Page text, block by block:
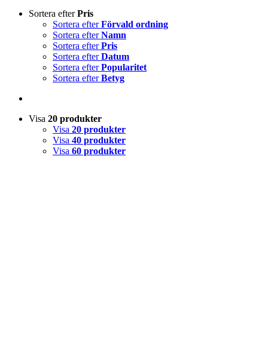
Sortera efterPris
Sortera efterFörvald ordning
Sortera efterNamn
Sortera efterPris
Sortera efterDatum
Sortera efterPopularitet
Sortera efterBetyg
Visa 20 produkter
Visa 20 produkter
Visa 40 produkter
Visa 60 produkter